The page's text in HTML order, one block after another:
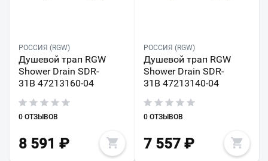
РОССИЯ (RGW)
Душевой трап RGW
Shower Drain SDR-
31B 47213160-04
0 ОТЗЫВОВ
8 591 ₽
РОССИЯ (RGW)
Душевой трап RGW
Shower Drain SDR-
31B 47213140-04
0 ОТЗЫВОВ
7 557₽